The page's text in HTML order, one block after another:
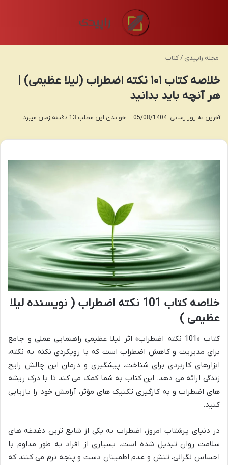
مجله راپیدی /کتاب
خلاصه کتاب ۱۰۱ نکته اضطراب (لیلا عظیمی) |
هر آنچه باید بدانید
آخرین به روز رسانی: 05/08/1404 خواندن این مطلب 13 دقیقه زمان میبرد
خلاصه کتاب 101 نکته اضطراب ( نویسنده لیلا
عظیمی )
کتاب «101 نکته اضطراب» اثر لیلا عظیمی راهنمایی عملی و جامع
برای مدیریت و کاهش اضطراب است که با رویکردی نکته به نکته،
ابزارهای کاربردی برای شناخت، پیشگیری و درمان این چالش رایج
زندگی ارائه می دهد. این کتاب به شما کمک می کند تا با درک ریشه
های اضطراب و به کارگیری تکنیک های مؤثر، آرامش خود را بازیابی
کنید.
در دنیای پرشتاب امروز، اضطراب به یکی از شایع ترین دغدغه های
سلامت روان تبدیل شده است. بسیاری از افراد به طور مداوم با
احساس نگرانی، تنش و عدم اطمینان دست و پنجه نرم می کنند که